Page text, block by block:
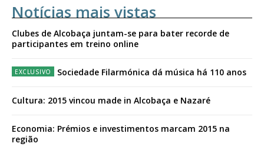
Notícias mais vistas
Clubes de Alcobaça juntam-se para bater recorde de
participantes em treino online
Sociedade Filarmónica dá música há 110 anos
Cultura: 2015 vincou made in Alcobaça e Nazaré
Economia: Prémios e investimentos marcam 2015 na
região